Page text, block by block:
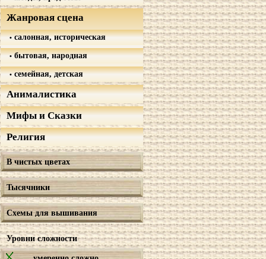
Жанровая сцена
салонная, историческая
бытовая, народная
семейная, детская
Анималистика
Мифы и Сказки
Религия
В чистых цветах
Тысячники
Схемы для вышивания
Уровни сложности